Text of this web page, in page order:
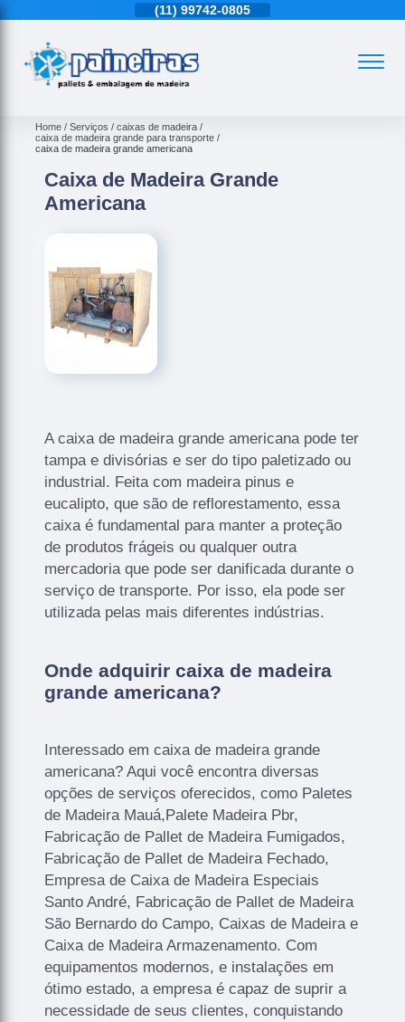
(11) 99742-0805
Home Serviços
caixas de madeira
caixa de madeira grande para transporte
caixa de madeira grande americana
Caixa de Madeira Grande
Americana
A caixa de madeira grande americana pode ter
tampa e divisórias e ser do tipo paletizado ou
industrial. Feita com madeira pinus e
eucalipto, que são de reflorestamento, essa
caixa é fundamental para manter a proteção
de produtos frágeis ou qualquer outra
mercadoria que pode ser danificada durante o
serviço de transporte. Por isso, ela pode ser
utilizada pelas mais diferentes indústrias.
Onde adquirir caixa de madeira
grande americana?
Interessado em caixa de madeira grande
americana? Aqui você encontra diversas
opções de serviços oferecidos, como Paletes
de Madeira Mauá,Palete Madeira Pbr,
Fabricação de Pallet de Madeira Fumigados,
Fabricação de Pallet de Madeira Fechado,
Empresa de Caixa de Madeira Especiais
Santo André, Fabricação de Pallet de Madeira
São Bernardo do Campo, Caixas de Madeira e
Caixa de Madeira Armazenamento. Com
equipamentos modernos, e instalações em
ótimo estado, a empresa é capaz de suprir a
necessidade de seus clientes, conquistando